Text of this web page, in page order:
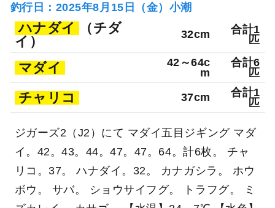
釣行日：2025年8月15日（金）小潮
ハナダイ
（チダ
イ）
32cm
合計1
匹
マダイ
42～64c
m
合計6
匹
チャリコ 37cm
合計1
匹
ジガーズ2（J2）にて マダイ五目ジギング マダ
イ。42。43。44。47。47。64。計6枚。 チャ
リコ。37。 ハナダイ。32。 カナガシラ。 ホウ
ボウ。 サバ。 ショウサイフグ。 トラフグ。 ミ